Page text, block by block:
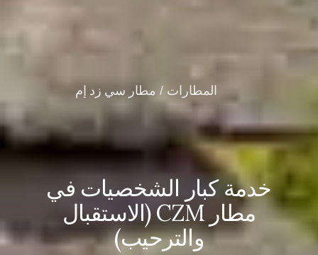
المطارات / مطار سي زد إم
خدمة كبار الشخصيات في
مطار CZM (الاستقبال
والترحيب)